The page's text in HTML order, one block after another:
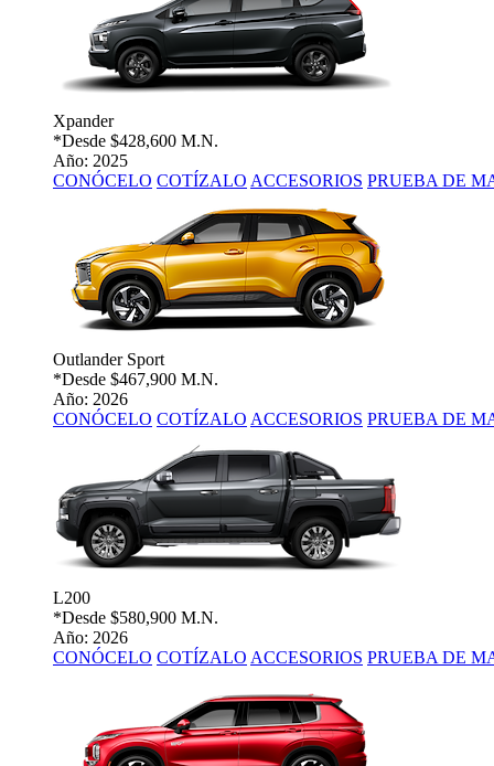
Xpander
*Desde $428,600 M.N.
Año: 2025
CONÓCELO COTÍZALO ACCESORIOS PRUEBA DE
Outlander Sport
*Desde $467,900 M.N.
Año: 2026
CONÓCELO COTÍZALO ACCESORIOS PRUEBA DE
L200
*Desde $580,900 M.N.
Año: 2026
CONÓCELO COTÍZALO ACCESORIOS PRUEBA DE